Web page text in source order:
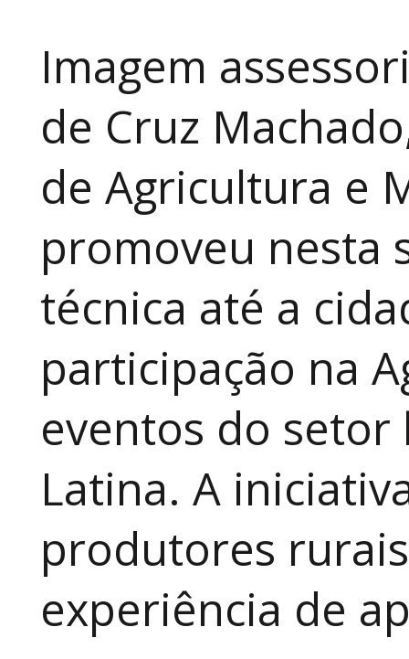
Imagem
de Cruz
de Agricultura e
promoveu nesta
técnica até a
participação na
eventos do
Latina. A
produtores
experiência de